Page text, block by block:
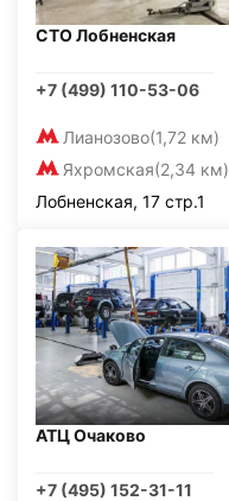
СТО Лобненская
+7 (499) 110-53-06
Лианозово(1,72 км)
Яхромская(2,34 км)
Лобненская, 17 стр.1
АТЦ Очаково
+7 (495) 152-31-11